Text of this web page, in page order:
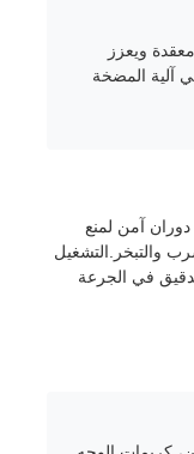
ويعزز
آلية المضخة
آمن لمنع
والتبخر.التشغيل
في الجرعة